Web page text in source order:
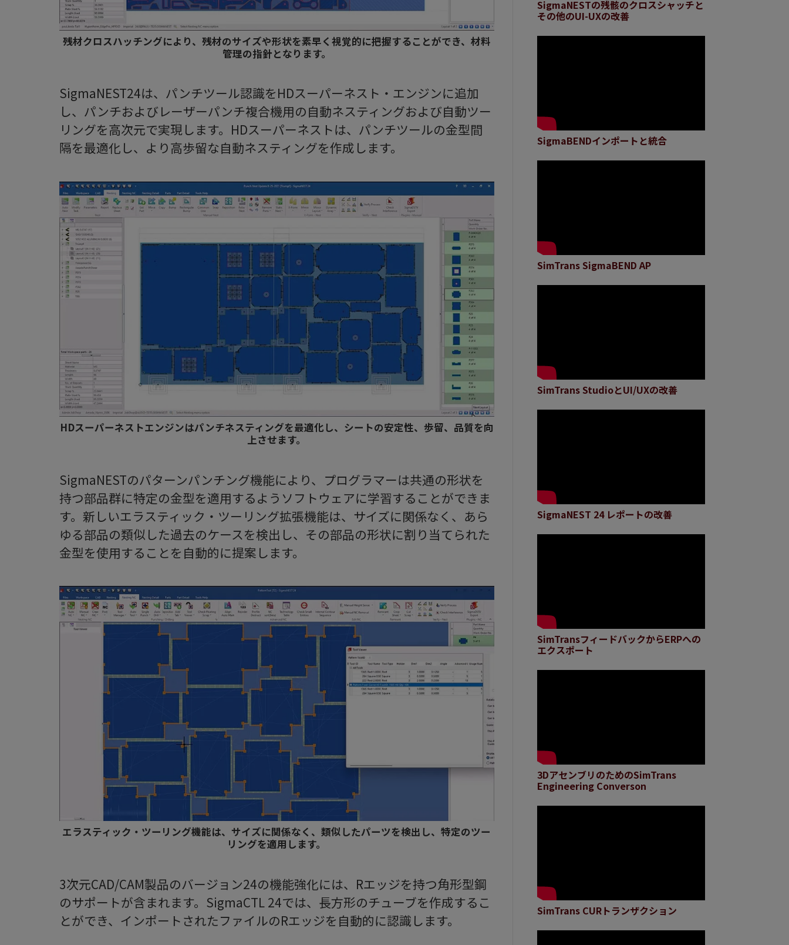
残材クロスハッチングにより、残材のサイズや形状を素早く視覚的に把握することができ、材料
管理の指針となります。
SigmaNEST24は、パンチツール認識をHDスーパーネスト・エンジンに追加
し、パンチおよびレーザーパンチ複合機用の自動ネスティングおよび自動ツー
リングを高次元で実現します。HDスーパーネストは、パンチツールの金型間
隔を最適化し、より高歩留な自動ネスティングを作成します。
HDスーパーネストエンジンはパンチネスティングを最適化し、シートの安定性、歩留、品質を向
上させます。
SigmaNESTのパターンパンチング機能により、プログラマーは共通の形状を
持つ部品群に特定の金型を適用するようソフトウェアに学習することができま
す。新しいエラスティック・ツーリング拡張機能は、サイズに関係なく、あら
ゆる部品の類似した過去のケースを検出し、その部品の形状に割り当てられた
金型を使用することを自動的に提案します。
エラスティック・ツーリング機能は、サイズに関係なく、類似したパーツを検出し、特定のツー
リングを適用します。
3次元CAD/CAM製品のバージョン24の機能強化には、Rエッジを持つ角形型鋼
のサポートが含まれます。SigmaCTL 24では、長方形のチューブを作成するこ
とができ、インポートされたファイルのRエッジを自動的に認識します。
SigmaNESTの残骸のクロスシャッチと
その他のUI-UXの改善
SigmaBENDインポートと統合
SimTrans SigmaBEND AP
SimTrans StudioとUI/UXの改善
SigmaNEST 24 レポートの改善
SimTransフィードバックからERPへの
エクスポート
3DアセンブリのためのSimTrans
Engineering Converson
SimTrans CURトランザクション